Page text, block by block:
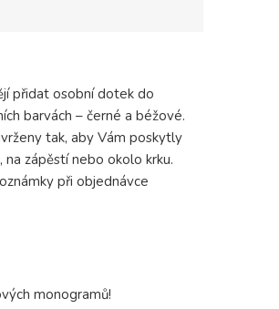
přidat osobní dotek do
barvách – černé a béžové.
tak, aby Vám poskytly
zápěstí nebo okolo krku.
při objednávce
monogramů!